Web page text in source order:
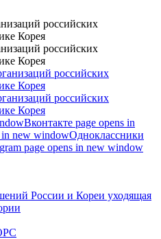
российских
Корея
российских
Корея
Вконтакте page opens in
in new windowОдноклассники
page opens in new window
России и Кореи уходящая